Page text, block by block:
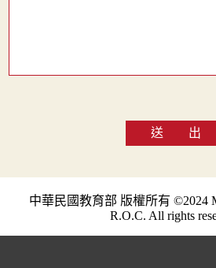
送 出
中華民國教育部 版權所有 ©2024
R.O.C. All rights